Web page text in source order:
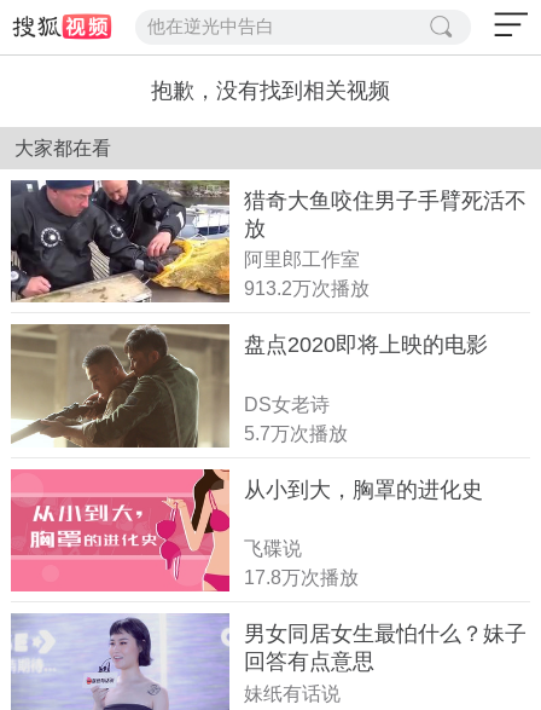
他在逆光中告白
抱歉，没有找到相关视频
大家都在看
猎奇大鱼咬住男子手臂死活不
放
阿里郎工作室
913.2万次播放
盘点2020即将上映的电影
DS女老诗
5.7万次播放
从小到大，胸罩的进化史
飞碟说
17.8万次播放
男女同居女生最怕什么？妹子
回答有点意思
妹纸有话说